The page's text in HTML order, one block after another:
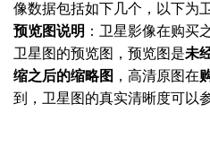
像数据包括如下几个，以下为
预览图说明 ：卫星影像在购买
卫星图的预览图，预览图是未
缩之后的缩略图 ，高清原图在
到，卫星图的真实清晰度可以